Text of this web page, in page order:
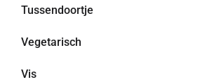
Tussendoortje
Vegetarisch
Vis